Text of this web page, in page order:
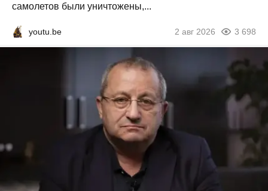
самолетов были уничтожены,...
youtu.be 2 авг 2026 3 698